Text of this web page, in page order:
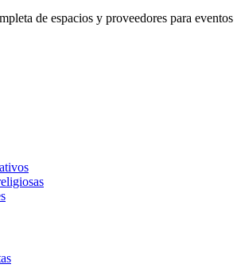
de espacios y proveedores para eventos